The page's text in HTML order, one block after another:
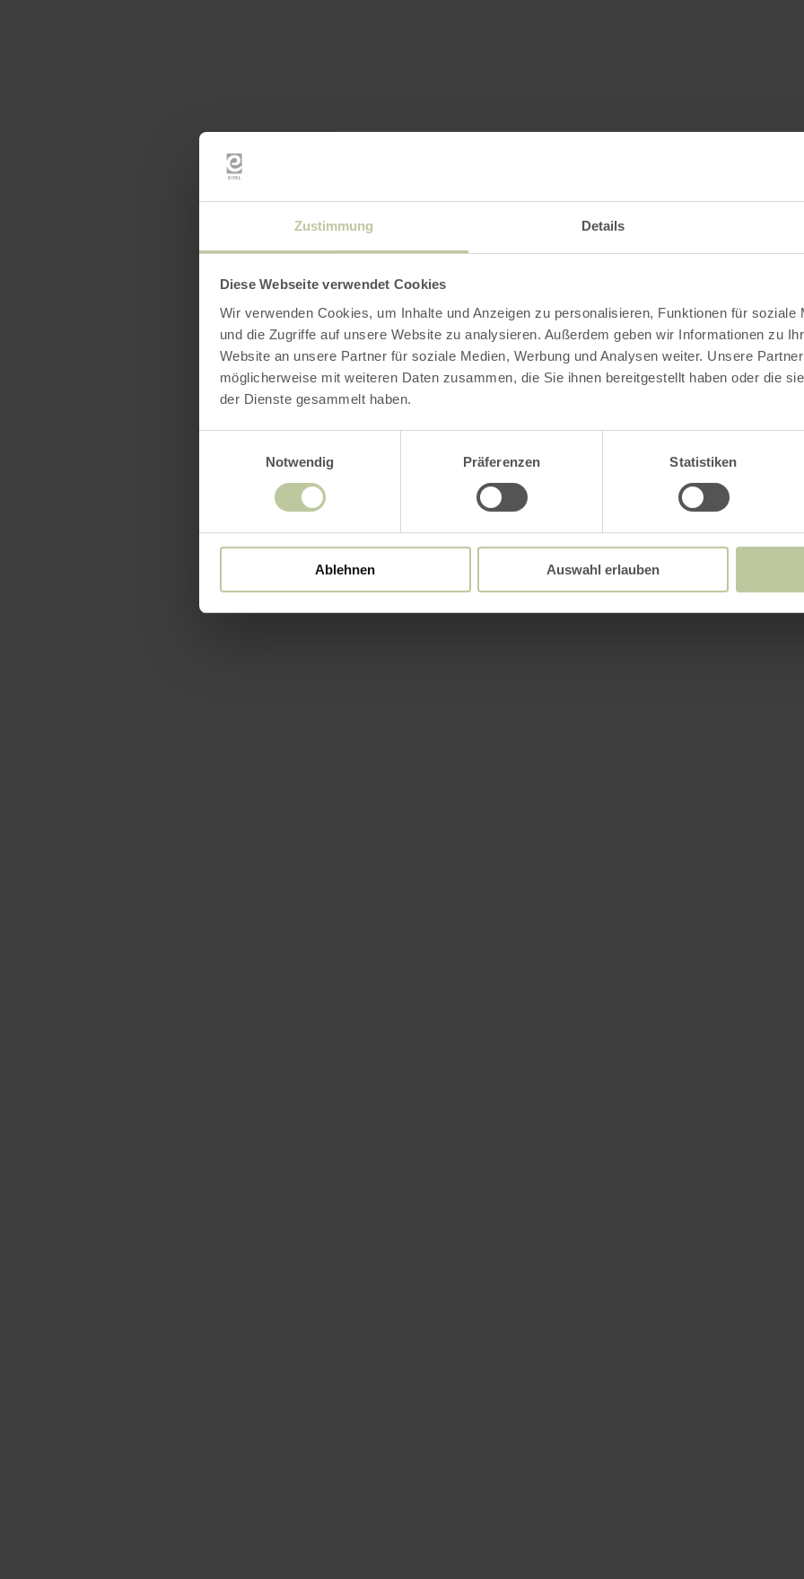
Zustimmung Details
Diese Webseite verwendet Cookies
Wir verwenden Cookies, um Inhalte und Anzeigen zu personalisieren, Funktionen für soziale
und die Zugriffe auf unsere Website zu analysieren. Außerdem geben wir Informationen zu
Website an unsere Partner für soziale Medien, Werbung und Analysen weiter. Unsere
möglicherweise mit weiteren Daten zusammen, die Sie ihnen bereitgestellt haben oder die
der Dienste gesammelt haben.
Notwendig
Präferenzen Statistiken
Ablehnen Auswahl erlauben